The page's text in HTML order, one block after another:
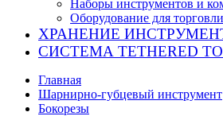
Наборы инструментов и
Оборудование для торговли
ХРАНЕНИЕ
СИСТЕМА TETHERED
Главная
Шарнирно-губцевый инструмент
Бокорезы